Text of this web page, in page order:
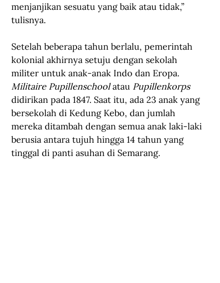
menjanjikan sesuatu yang baik atau tidak,”
tulisnya.
Setelah beberapa tahun berlalu, pemerintah
kolonial akhirnya setuju dengan sekolah
militer untuk anak-anak Indo dan Eropa.
Militaire Pupillenschool atau Pupillenkorps
didirikan pada 1847. Saat itu, ada 23 anak yang
bersekolah di Kedung Kebo, dan jumlah
mereka ditambah dengan semua anak laki-laki
berusia antara tujuh hingga 14 tahun yang
tinggal di panti asuhan di Semarang.